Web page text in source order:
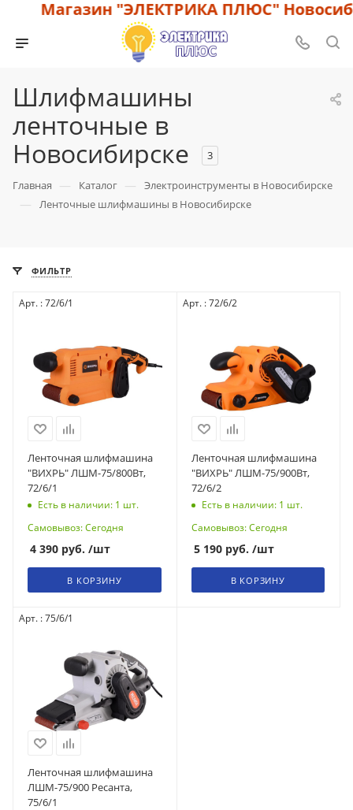
Магазин "ЭЛЕКТРИКА ПЛЮС"
Шлифмашины
ленточные в
Новосибирске
3
Главная — Каталог — Электроинструменты в Новосибирске
— Ленточные шлифмашины в Новосибирске
ФИЛЬТР
Арт. : 72/6/1
Ленточная шлифмашина
"ВИХРЬ" ЛШМ-75/800Вт,
72/6/1
Есть в наличии: 1 шт.
Самовывоз: Сегодня
4 390 руб. /шт
В КОРЗИНУ
Арт. : 72/6/2
Ленточная шлифмашина
"ВИХРЬ" ЛШМ-75/900Вт,
72/6/2
Есть в наличии: 1 шт.
Самовывоз: Сегодня
5 190руб. /шт
В КОРЗИНУ
Арт. : 75/6/1
Ленточная шлифмашина
ЛШМ-75/900 Ресанта,
75/6/1